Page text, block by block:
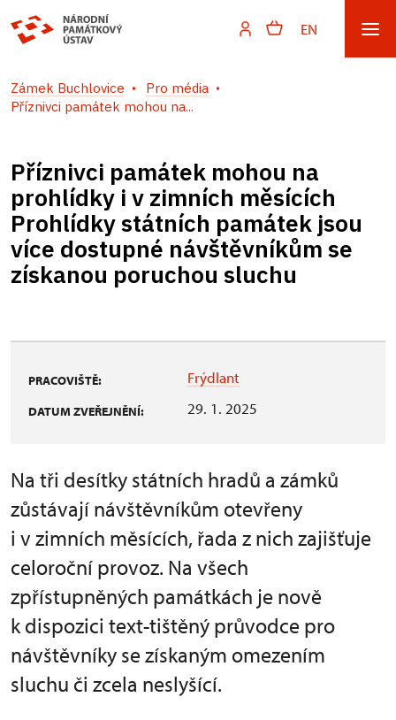
EN
Zámek Buchlovice
Pro média
Příznivci památek mohou na...
Příznivci památek mohou na
prohlídky i v zimních měsících
Prohlídky státních památek jsou
více dostupné návštěvníkům se
získanou poruchou sluchu
PRACOVIŠTĚ: Frýdlant
DATUM ZVEŘEJNĚNÍ: 29. 1. 2025
Na tři desítky státních hradů a zámků
zůstávají návštěvníkům otevřeny
i v zimních měsících, řada z nich zajišťuje
celoroční provoz. Na všech
zpřístupněných památkách je nově
k dispozici text-tištěný průvodce pro
návštěvníky se získaným omezením
sluchu či zcela neslyšící.